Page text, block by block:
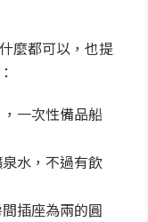
麼都可以，也提
一次性備品船
水，不過有飲
插座為兩的圓